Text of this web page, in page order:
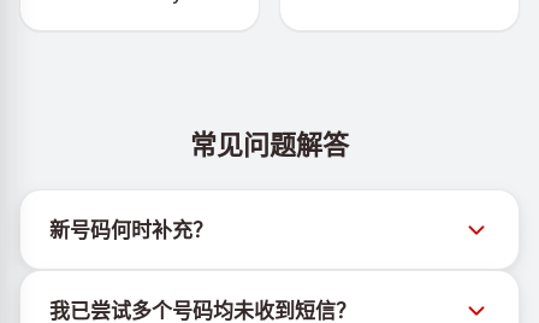
常见问题解答
新号码何时补充？
人 @TigerSMSofficial_bot 查看。该频道会及时更新，
我已尝试多个号码均未收到短信？